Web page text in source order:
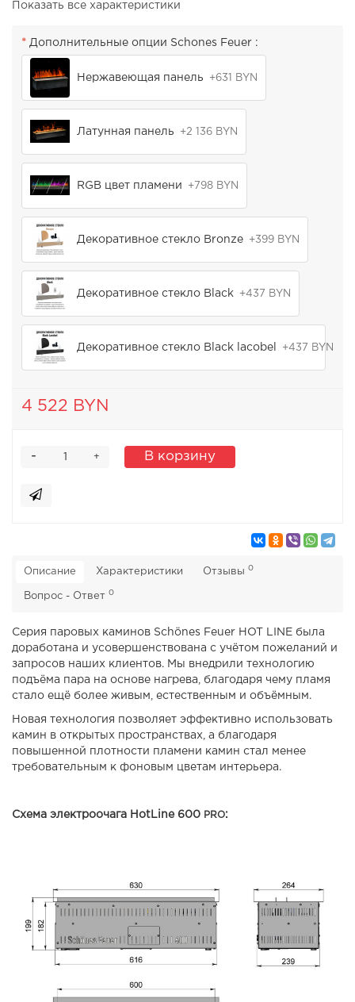
Показать все характеристики
Дополнительные опции Schones Feuer :
Нержавеющая панель +631 BYN
Латунная панель +2 136 BYN
RGB цвет пламени +798 BYN
Декоративное стекло Bronze +399 BYN
Декоративное стекло Black +437 BYN
Декоративное стекло Black lacobel +437 BYN
4 522 BYN
+
- В корзину
Описание Характеристики Отзывы 0
Вопрос - Ответ 0
Серия паровых каминов Schönes Feuer HOT LINE была
доработана и усовершенствована с учётом пожеланий и
запросов наших клиентов. Мы внедрили технологию
подъёма пара на основе нагрева, благодаря чему пламя
стало ещё более живым, естественным и объёмным.
Новая технология позволяет эффективно использовать
камин в открытых пространствах, а благодаря
повышенной плотности пламени камин стал менее
требовательным к фоновым цветам интерьера.
Схема электроочага HotLine 600 PRO: